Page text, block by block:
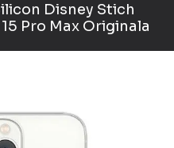
Disney Stich
Pro Max Originala